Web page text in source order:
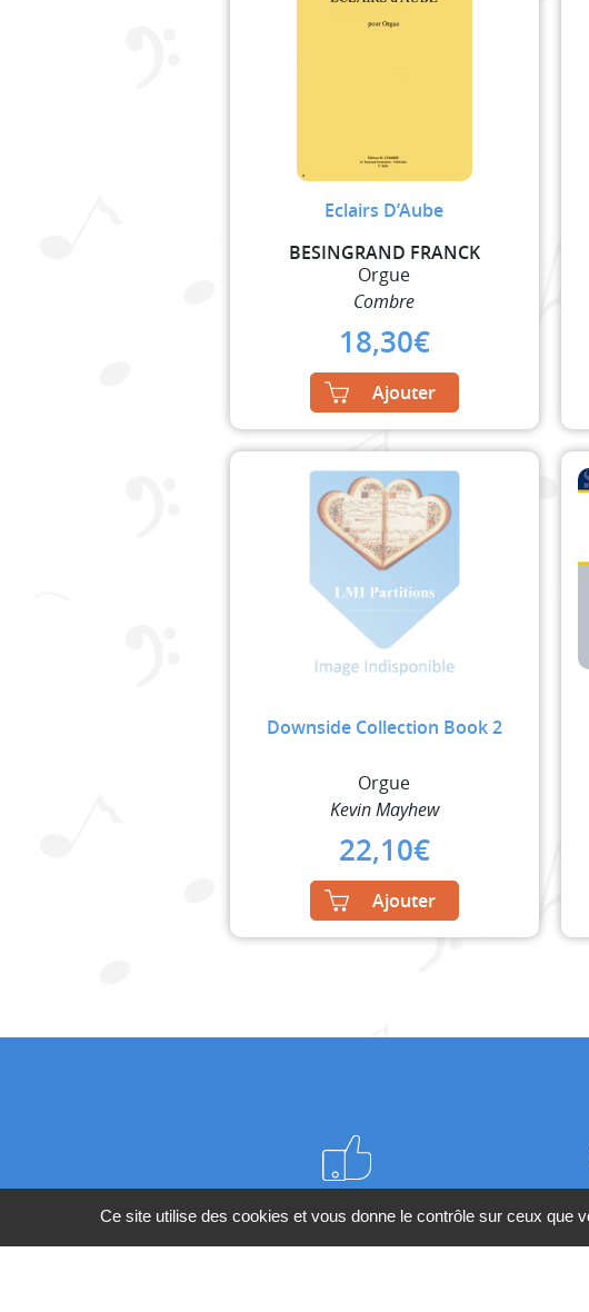
Eclairs D’Aube
BESINGRAND FRANCK
Orgue
Combre
18,30€
Ajouter
Downside Collection Book 2
Orgue
Kevin Mayhew
22,10€
Ajouter
Meilleurs prix du web
Ce site utilise des cookies et vous donne le contrôle sur ceux que